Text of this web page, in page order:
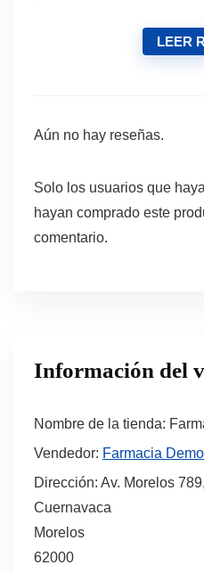
LEER
Aún no hay reseñas.
Solo los usuarios que
hayan comprado este
comentario.
Información del
Nombre de la tienda:
Vendedor: Farmacia Demo
Dirección: Av. Morelos
Cuernavaca
Morelos
62000